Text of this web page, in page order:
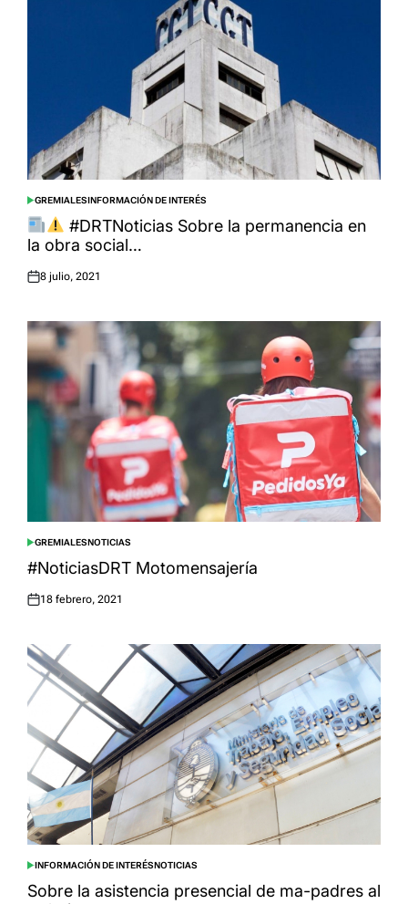
POSTED
IN
GREMIALESINFORMACIÓN DE INTERÉS
#DRTNoticias Sobre la permanencia en
la obra social…
Posted
8 julio, 2021
POSTED
IN
GREMIALESNOTICIAS
#NoticiasDRT Motomensajería
Posted
18 febrero, 2021
POSTED
IN
INFORMACIÓN DE INTERÉSNOTICIAS
Sobre la asistencia presencial de ma-padres al